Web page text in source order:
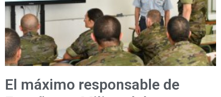
El máximo responsable de